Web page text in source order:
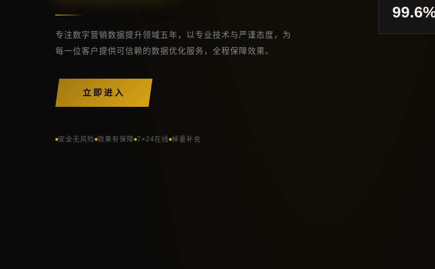
专注数字营销数据提升领域五年，以专业技术与严谨态度，为
每一位客户提供可信赖的数据优化服务，全程保障效果。
立即进入
安全无风险 效果有保障 7×24在线 掉量补充